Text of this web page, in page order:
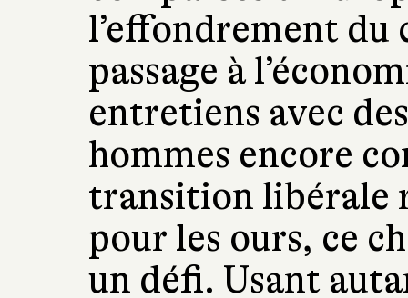
l’effondrement du
passage à
entretiens avec
hommes encore
transition libérale
pour les ours, ce
un défi. Usant